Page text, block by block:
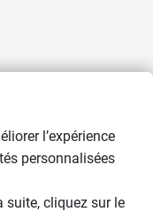
l’expérience
personnalisées
suite, cliquez sur le